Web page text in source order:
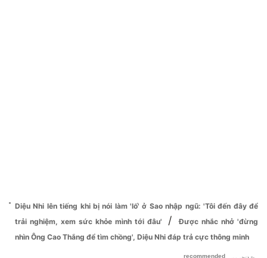
Diệu Nhi lên tiếng khi bị nói làm 'lố' ở Sao nhập ngũ: 'Tôi đến đây để
trải nghiệm, xem sức khỏe mình tới đâu'
/
Được nhắc nhở 'đừng
nhìn Ông Cao Thắng để tìm chồng', Diệu Nhi đáp trả cực thông minh